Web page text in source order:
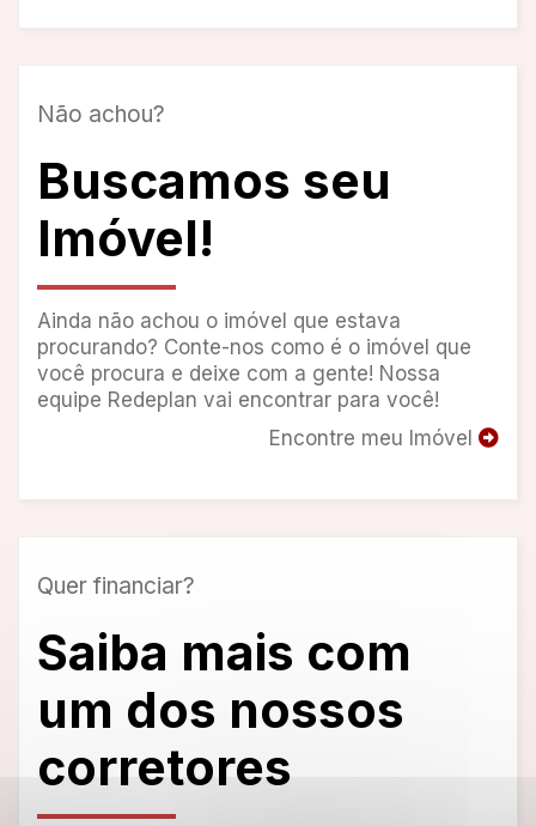
Não achou?
Buscamos seu
Imóvel!
Ainda não achou o imóvel que estava
procurando? Conte-nos como é o imóvel que
você procura e deixe com a gente! Nossa
equipe Redeplan vai encontrar para você!
Encontre meu Imóvel
Quer financiar?
Saiba mais com
um dos nossos
corretores